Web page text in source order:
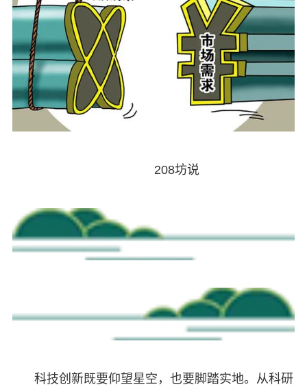
208坊说
科技创新既要仰望星空，也要脚踏实地。从科研